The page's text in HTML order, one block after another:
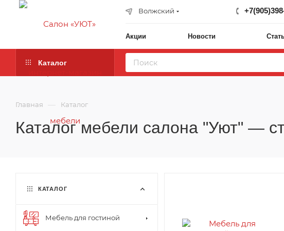
Волжский
Акции Новости
Каталог
Главная — Каталог
Каталог мебели салона "Уют" —
КАТАЛОГ
Мебель для гостиной